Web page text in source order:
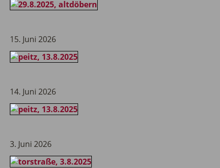
15. Juni 2026
14. Juni 2026
3. Juni 2026